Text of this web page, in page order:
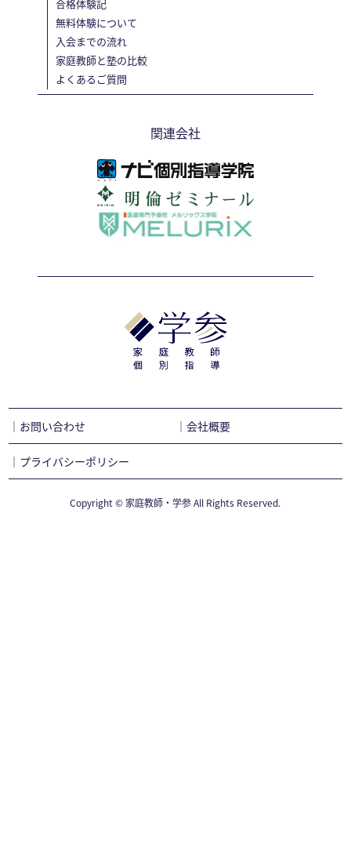
合格体験記
無料体験について
入会までの流れ
家庭教師と塾の比較
よくあるご質問
関連会社
｜お問い合わせ ｜会社概要
｜プライバシーポリシー
Copyright © 家庭教師・学参 All Rights Reserved.